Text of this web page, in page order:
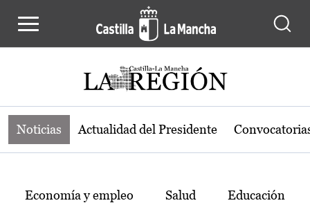
Noticias de la región de Castilla-La
Noticias Actualidad del Presidente
Temas
Economía y empleo Salud Educación